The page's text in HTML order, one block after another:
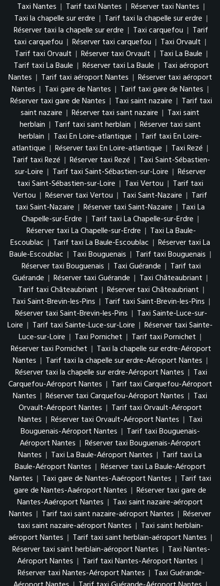
Taxi Nantes | Tarif taxi Nantes | Réserver taxi Nantes |
Taxi la chapelle sur erdre | Tarif taxi la chapelle sur erdre |
Réserver taxi la chapelle sur erdre | Taxi carquefou | Tarif
taxi carquefou | Réserver taxi carquefou | Taxi Orvault |
Tarif taxi Orvault | Réserver taxi Orvault | Taxi La Baule |
Tarif taxi La Baule | Réserver taxi La Baule | Taxi aéroport
Nantes | Tarif taxi aéroport Nantes | Réserver taxi aéroport
Nantes | Taxi gare de Nantes | Tarif taxi gare de Nantes |
Réserver taxi gare de Nantes | Taxi saint nazaire | Tarif taxi
saint nazaire | Réserver taxi saint nazaire | Taxi saint
herblain | Tarif taxi saint herblain | Réserver taxi saint
herblain | Taxi En Loire-atlantique | Tarif taxi En Loire-
atlantique | Réserver taxi En Loire-atlantique | Taxi Rezé |
Tarif taxi Rezé | Réserver taxi Rezé | Taxi Saint-Sébastien-
sur-Loire | Tarif taxi Saint-Sébastien-sur-Loire | Réserver
taxi Saint-Sébastien-sur-Loire | Taxi Vertou | Tarif taxi
Vertou | Réserver taxi Vertou | Taxi Saint-Nazaire | Tarif
taxi Saint-Nazaire | Réserver taxi Saint-Nazaire | Taxi La
Chapelle-sur-Erdre | Tarif taxi La Chapelle-sur-Erdre |
Réserver taxi La Chapelle-sur-Erdre | Taxi La Baule-
Escoublac | Tarif taxi La Baule-Escoublac | Réserver taxi La
Baule-Escoublac | Taxi Bouguenais | Tarif taxi Bouguenais |
Réserver taxi Bouguenais | Taxi Guérande | Tarif taxi
Guérande | Réserver taxi Guérande | Taxi Châteaubriant |
Tarif taxi Châteaubriant | Réserver taxi Châteaubriant |
Taxi Saint-Brevin-les-Pins | Tarif taxi Saint-Brevin-les-Pins |
Réserver taxi Saint-Brevin-les-Pins | Taxi Sainte-Luce-sur-
Loire | Tarif taxi Sainte-Luce-sur-Loire | Réserver taxi Sainte-
Luce-sur-Loire | Taxi Pornichet | Tarif taxi Pornichet |
Réserver taxi Pornichet | Taxi la chapelle sur erdre-Aéroport
Nantes | Tarif taxi la chapelle sur erdre-Aéroport Nantes |
Réserver taxi la chapelle sur erdre-Aéroport Nantes | Taxi
Carquefou-Aéroport Nantes | Tarif taxi Carquefou-Aéroport
Nantes | Réserver taxi Carquefou-Aéroport Nantes | Taxi
Orvault-Aéroport Nantes | Tarif taxi Orvault-Aéroport
Nantes | Réserver taxi Orvault-Aéroport Nantes | Taxi
Bouguenais-Aéroport Nantes | Tarif taxi Bouguenais-
Aéroport Nantes | Réserver taxi Bouguenais-Aéroport
Nantes | Taxi La Baule-Aéroport Nantes | Tarif taxi La
Baule-Aéroport Nantes | Réserver taxi La Baule-Aéroport
Nantes | Taxi gare de Nantes-Aaéroport Nantes | Tarif taxi
gare de Nantes-Aaéroport Nantes | Réserver taxi gare de
Nantes-Aaéroport Nantes | Taxi saint nazaire-aéroport
Nantes | Tarif taxi saint nazaire-aéroport Nantes | Réserver
taxi saint nazaire-aéroport Nantes | Taxi saint herblain-
aéroport Nantes | Tarif taxi saint herblain-aéroport Nantes |
Réserver taxi saint herblain-aéroport Nantes | Taxi Nantes-
Aéroport Nantes | Tarif taxi Nantes-Aéroport Nantes |
Réserver taxi Nantes-Aéroport Nantes | Taxi Guérande-